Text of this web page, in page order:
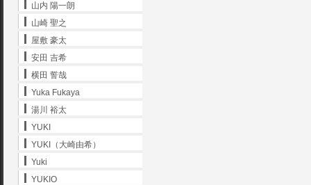
山内 陽一朗
山崎 聖之
屋敷 豪太
安田 吉希
横田 誓哉
Yuka Fukaya
湯川 裕太
YUKI
YUKI（大崎由希）
Yuki
YUKIO